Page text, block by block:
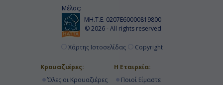
Μέλος:
ΜΗ.Τ.Ε. 0207Ε60000819800
© 2026 - All rights reserved
Χάρτης Ιστοσελίδας Copyright
Κρουαζιέρες:
Όλες οι Κρουαζιέρες
Η Εταιρεία:
Ποιοί Είμαστε